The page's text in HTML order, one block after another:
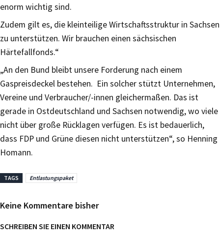
enorm wichtig sind.
Zudem gilt es, die kleinteilige Wirtschaftsstruktur in Sachsen
zu unterstützen. Wir brauchen einen sächsischen
Härtefallfonds.“
„An den Bund bleibt unsere Forderung nach einem
Gaspreisdeckel bestehen. Ein solcher stützt Unternehmen,
Vereine und Verbraucher/-innen gleichermaßen. Das ist
gerade in Ostdeutschland und Sachsen notwendig, wo viele
nicht über große Rücklagen verfügen. Es ist bedauerlich,
dass FDP und Grüne diesen nicht unterstützen“, so Henning
Homann.
TAGS Entlastungspaket
Keine Kommentare bisher
SCHREIBEN SIE EINEN KOMMENTAR